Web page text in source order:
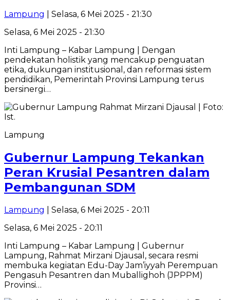
Lampung
| Selasa, 6 Mei 2025 - 21:30
Selasa, 6 Mei 2025 - 21:30
Inti Lampung – Kabar Lampung | Dengan
pendekatan holistik yang mencakup penguatan
etika, dukungan institusional, dan reformasi sistem
pendidikan, Pemerintah Provinsi Lampung terus
bersinergi…
Lampung
Gubernur Lampung Tekankan
Peran Krusial Pesantren dalam
Pembangunan SDM
Lampung
| Selasa, 6 Mei 2025 - 20:11
Selasa, 6 Mei 2025 - 20:11
Inti Lampung – Kabar Lampung | Gubernur
Lampung, Rahmat Mirzani Djausal, secara resmi
membuka kegiatan Edu-Day Jam’iyyah Perempuan
Pengasuh Pesantren dan Muballighoh (JPPPM)
Provinsi…